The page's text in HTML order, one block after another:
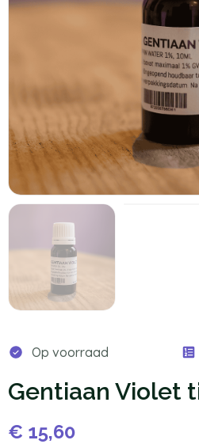
Op voorraad
Gentiaan Violet
€ 15,60